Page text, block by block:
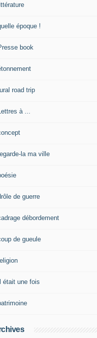
époque !
book
road trip
à ...
la ma ville
de guerre
débordement
de gueule
était une fois